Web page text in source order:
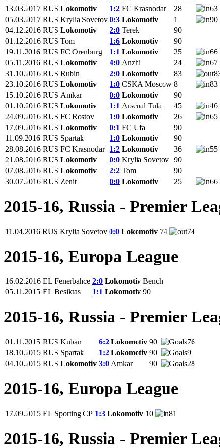
13.03.2017 RUS Lokomotiv 1:2 FC Krasnodar 28
63
05.03.2017 RUS Krylia Sovetov 0:3 Lokomotiv 1
90
04.12.2016 RUS Lokomotiv 2:0 Terek
90
01.12.2016 RUS Tom 1:6 Lokomotiv
90
19.11.2016 RUS FC Orenburg 1:1 Lokomotiv 25
66
05.11.2016 RUS Lokomotiv 4:0 Anzhi 24
67
31.10.2016 RUS Rubin 2:0 Lokomotiv 83
23.10.2016 RUS Lokomotiv 1:0 CSKA Moscow 8
83
15.10.2016 RUS Amkar 0:0 Lokomotiv
90
01.10.2016 RUS Lokomotiv 1:1 Arsenal Tula 45
46
24.09.2016 RUS FC Rostov 1:0 Lokomotiv 26
65
17.09.2016 RUS Lokomotiv 0:1 FC Ufa
90
11.09.2016 RUS Spartak 1:0 Lokomotiv
90
28.08.2016 RUS FC Krasnodar 1:2 Lokomotiv 36
55
21.08.2016 RUS Lokomotiv 0:0 Krylia Sovetov 90
07.08.2016 RUS Lokomotiv 2:2 Tom
90
30.07.2016 RUS Zenit 0:0 Lokomotiv 25 66
2015-16, Russia - Premier
11.04.2016 RUS Krylia Sovetov 0:0 Lokomotiv 74 74
2015-16, Europa League
16.02.2016 EL Fenerbahce 2:0 Lokomotiv Bench
05.11.2015 EL Besiktas 1:1 Lokomotiv 90
2015-16, Russia - Premier
01.11.2015 RUS Kuban 6:2 Lokomotiv 90
76
18.10.2015 RUS Spartak 1:2 Lokomotiv 90
9
04.10.2015 RUS Lokomotiv 3:0 Amkar 90 28
2015-16, Europa League
17.09.2015 EL Sporting CP 1:3 Lokomotiv 10 81
2015-16, Russia - Premier